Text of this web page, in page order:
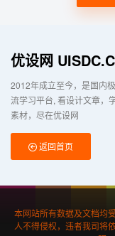
优设网
2012年成立至今，是国内
流学习平台 看设计文章，
素材，尽在优设网
返回首页
本网站所有数据及文档均
人不得侵权，违者我司将